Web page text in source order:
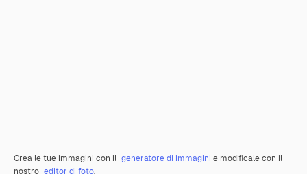
Crea le tue immagini con il generatore di immagini e modificale con il
nostro editor di foto.